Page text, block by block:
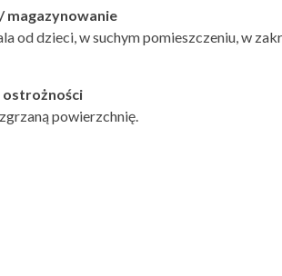
magazynowanie
od dzieci, w suchym pomieszczeniu, w
ostrożności
powierzchnię.